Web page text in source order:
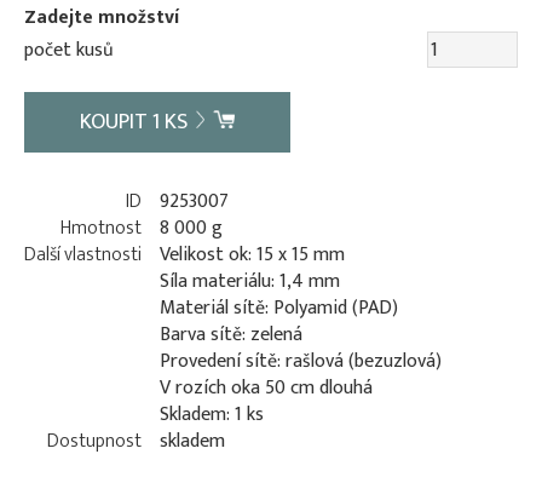
Zadejte množství
počet kusů
KOUPIT1 KS
ID 9253007
Hmotnost 8 000 g
Další vlastnosti Velikost ok: 15 x 15 mm
Síla materiálu: 1,4 mm
Materiál sítě: Polyamid (PAD)
Barva sítě: zelená
Provedení sítě: rašlová (bezuzlová)
V rozích oka 50 cm dlouhá
Skladem: 1 ks
Dostupnost skladem